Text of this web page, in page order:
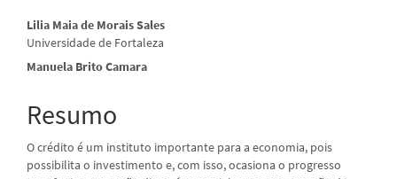
Conteúdo
do
principal
Lilia Maia de Morais Sales
Universidade de Fortaleza
Manuela Brito Camara
Resumo
O crédito é um instituto importante para a economia, pois
possibilita o investimento e, com isso, ocasiona o progresso